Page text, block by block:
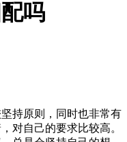
吗
持原则，同时也非常有
对自己的要求比较高。